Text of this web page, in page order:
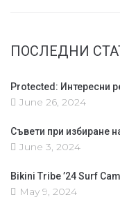
ПОСЛЕДНИ
Protected: Интересни
June 26, 2024
Съвети при избиране
June 3, 2024
Bikini Tribe ’24 Surf
May 9, 2024